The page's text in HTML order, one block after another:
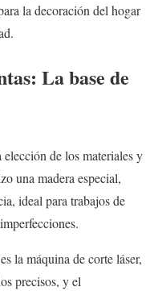
la decoración del hogar
La base de
de los materiales y
una madera especial,
ideal para trabajos de
la máquina de corte láser,
precisos, y el